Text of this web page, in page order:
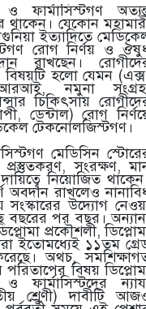
ফার্মাসিস্টগণ
থাকেন। যেকোন
ইত্যাদিতে
রোগ নির্ণয় ও
রাখছেন।
বিষয়টি হলো যেমন
নমুনা
চিকিৎসায়
ডেন্টাল) রোগ
টেকনোলজিস্টগণ।
মেডিসিন
প্রস্তুতকরণ, সংরক্ষণ,
নিয়োজিত
অবদান রাখলেও
উদ্যোগ
বছরের পর বছর।
প্রকৌশলী,
ইতোমধ্যেই ১১তম
অথচ,
পরিতাপের বিষয়
ফার্মাসিস্টদের
শ্রেণী) দাবীটি